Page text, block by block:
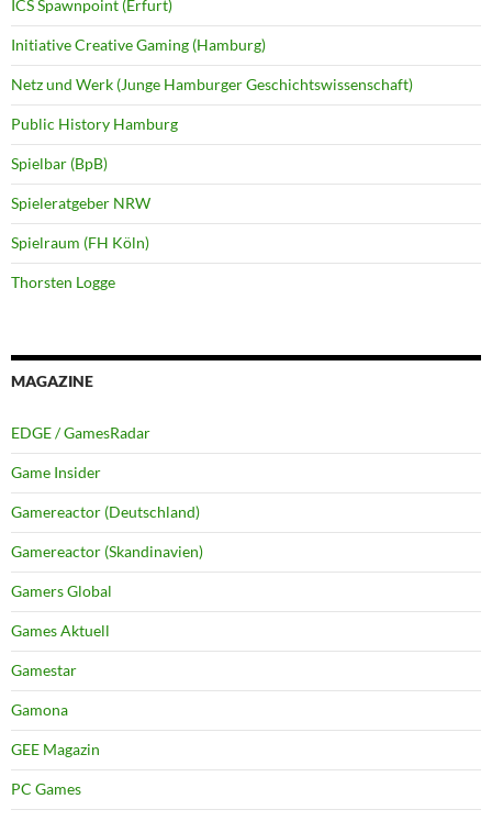
ICS Spawnpoint (Erfurt)
Initiative Creative Gaming (Hamburg)
Netz und Werk (Junge Hamburger Geschichtswissenschaft)
Public History Hamburg
Spielbar (BpB)
Spieleratgeber NRW
Spielraum (FH Köln)
Thorsten Logge
MAGAZINE
EDGE / GamesRadar
Game Insider
Gamereactor (Deutschland)
Gamereactor (Skandinavien)
Gamers Global
Games Aktuell
Gamestar
Gamona
GEE Magazin
PC Games